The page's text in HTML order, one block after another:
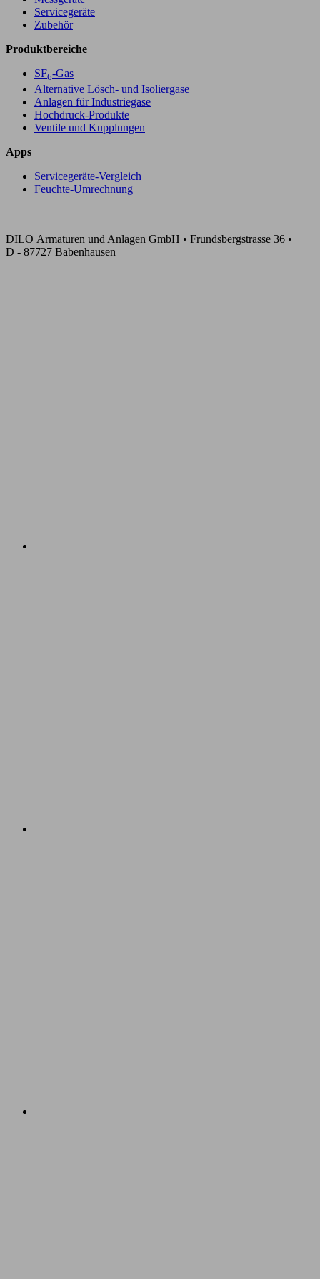
Servicegeräte
Zubehör
Produktbereiche
SF6-Gas
Alternative Lösch- und Isoliergase
Anlagen für Industriegase
Hochdruck-Produkte
Ventile und Kupplungen
Apps
Servicegeräte-Vergleich
Feuchte-Umrechnung
DILO Armaturen und Anlagen GmbH • Frundsbergstrasse 36 •
D - 87727 Babenhausen